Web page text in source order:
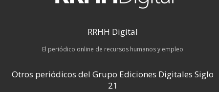
RRHH Digital
El periódico online de recursos humanos y empleo
Otros periódicos del Grupo Ediciones Digitales Siglo
21